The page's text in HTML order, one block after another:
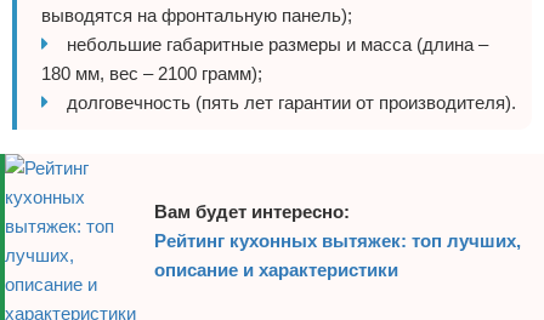
выводятся на фронтальную панель);
небольшие габаритные размеры и масса (длина –
180 мм, вес – 2100 грамм);
долговечность (пять лет гарантии от производителя).
Вам будет интересно:
Рейтинг кухонных вытяжек: топ лучших,
описание и характеристики